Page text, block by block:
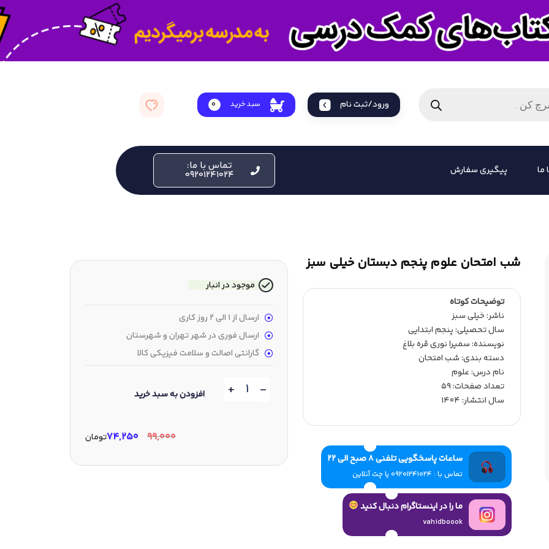
ورود/ثبت نام سبد خرید 0
ما پیگیری سفارش تماس با ما:
09201241024
شب امتحان علوم پنجم دبستان خیلی سبز
توضیحات کوتاه
ناشر:‌ خیلی سبز
سال تحصیلی:‌ پنجم ابتدایی
نویسنده:‌ سمیرا نوری قره بلاغ
دسته بندی: شب امتحان
نام درس: علوم
تعداد صفحات:‌ 59
سال انتشار:‌ 1404
ساعات پاسخگویی تلفنی 8 صبح الی 22
تماس با : 09201241024 یا چت آنلاین
ما را در اینستاگرام دنبال کنید
vahidboook
موجود در انبار
ارسال از 1 الی 2 روز کاری
ارسال فوری در شهر تهران و شهرستان
گارانتی اصالت و سلامت فیزیکی کالا
-
+ افزودن به سبد خرید
۹۹,۰۰۰ ۷۴,۲۵۰تومان